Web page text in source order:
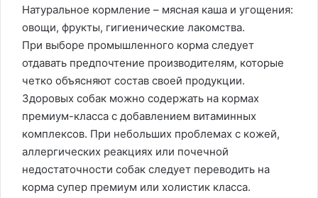
Натуральное кормление – мясная каша и угощения:
овощи, фрукты, гигиенические лакомства.
При выборе промышленного корма следует
отдавать предпочтение производителям, которые
четко объясняют состав своей продукции.
Здоровых собак можно содержать на кормах
премиум-класса с добавлением витаминных
комплексов. При небольших проблемах с кожей,
аллергических реакциях или почечной
недостаточности собак следует переводить на
корма супер премиум или холистик класса.